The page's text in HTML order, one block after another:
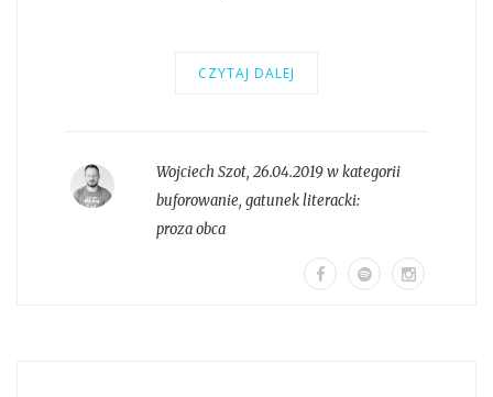
CZYTAJ DALEJ
Wojciech Szot, 26.04.2019 w kategorii
buforowanie, gatunek literacki:
proza obca